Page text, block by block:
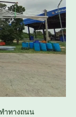
ำทางถนน